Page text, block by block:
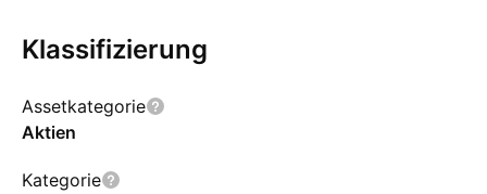
Klassifizierung
Assetkategorie
Aktien
Kategorie